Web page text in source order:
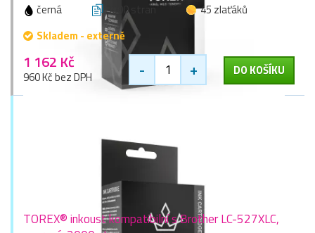
černá 3000 stran
45 zlaťáků
Skladem - externě
1 162 Kč
960 Kč bez DPH - + DO KOŠÍKU
TOREX® inkoust kompatibilní s Brother LC-527XLC,